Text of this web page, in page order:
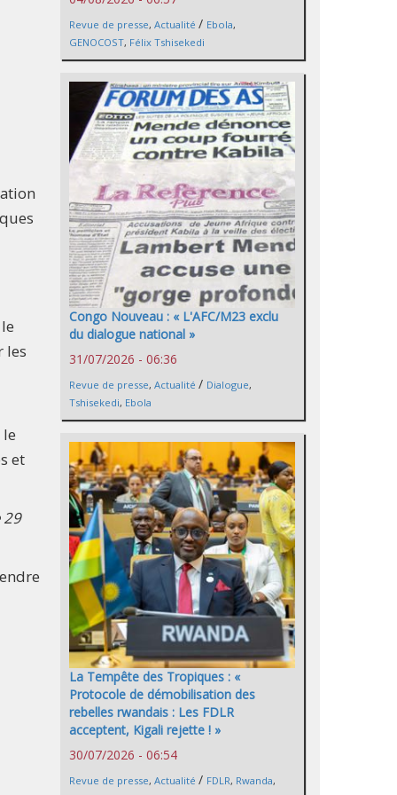
les
et
29
Revue de presse, Actualité / Ebola,
GENOCOST, Félix Tshisekedi
Congo Nouveau : « L'AFC/M23 exclu
du dialogue national »
31/07/2026 - 06:36
Revue de presse, Actualité / Dialogue,
Tshisekedi, Ebola
La Tempête des Tropiques : «
Protocole de démobilisation des
rebelles rwandais : Les FDLR
acceptent, Kigali rejette ! »
30/07/2026 - 06:54
Revue de presse, Actualité / FDLR, Rwanda,